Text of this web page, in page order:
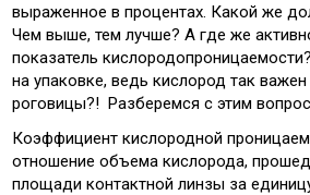
выраженное в процентах. Какой же
Чем выше, тем лучше? А где же
показатель
на упаковке, ведь кислород так
роговицы?! Разберемся с этим
Коэффициент кислородной
отношение объема кислорода,
площади контактной линзы за